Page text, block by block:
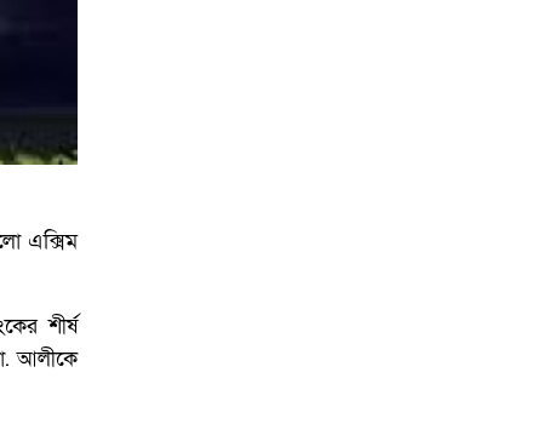
এক্সিম
শীর্ষ
আলীকে